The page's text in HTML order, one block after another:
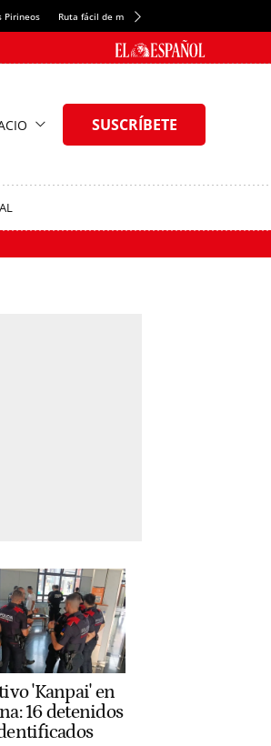
Pirineos Ruta fácil de montaña
'Kanpai' en
16 detenidos